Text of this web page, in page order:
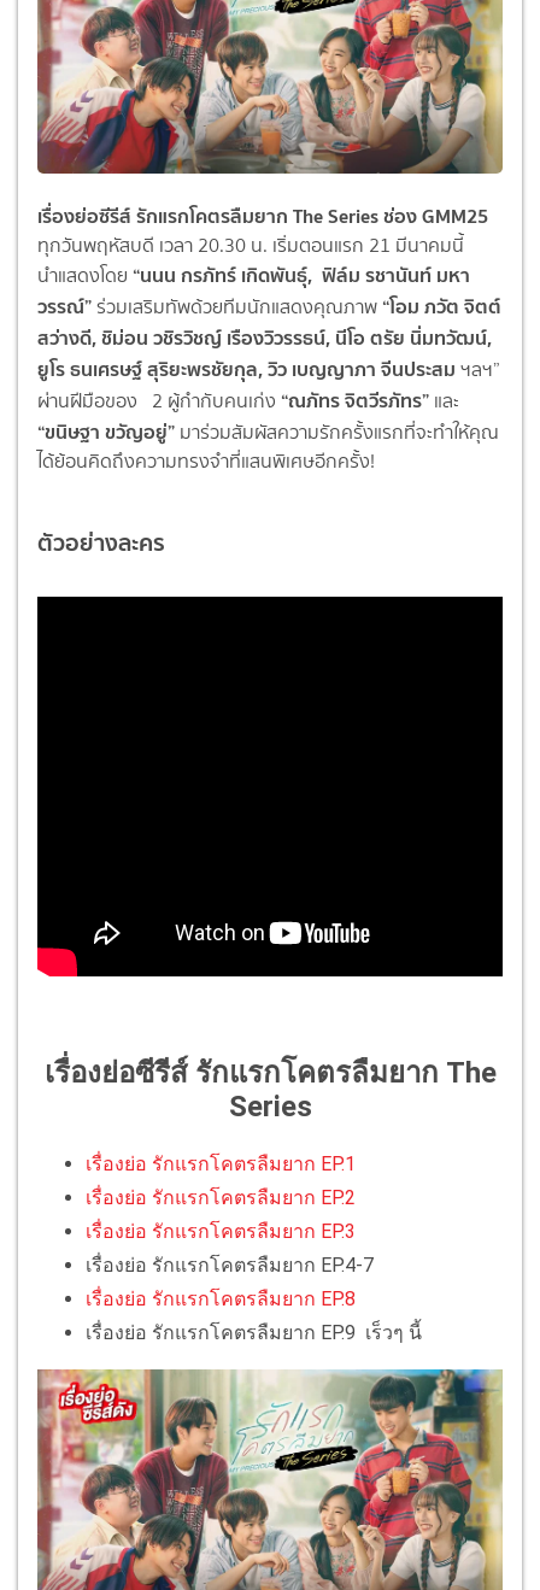
เรื่องย่อซีรีส์ รักแรกโคตรลืมยาก The Series ช่อง GMM25
ทุกวันพฤหัสบดี เวลา 20.30 น. เริ่มตอนแรก 21 มีนาคมนี้
นำแสดงโดย “นนน กรภัทร์ เกิดพันธุ์, ฟิล์ม รชานันท์ มหา
วรรณ์”ร่วมเสริมทัพด้วยทีมนักแสดงคุณภาพ “โอม ภวัต จิตต์
สว่างดี, ชิม่อน วชิรวิชญ์ เรืองวิวรรธน์, นีโอ ตรัย นิ่มทวัฒน์,
ยูโร ธนเศรษฐ์ สุริยะพรชัยกุล, วิว เบญญาภา จีนประสม ฯลฯ”
ผ่านฝีมือของ 2 ผู้กำกับคนเก่ง “ณภัทร จิตวีรภัทร” และ
“ขนิษฐา ขวัญอยู่” มาร่วมสัมผัสความรักครั้งแรกที่จะทำให้คุณ
ได้ย้อนคิดถึงความทรงจำที่แสนพิเศษอีกครั้ง!
ตัวอย่างละคร
เรื่องย่อซีรีส์ รักแรกโคตรลืมยาก The
Series
เรื่องย่อ รักแรกโคตรลืมยาก EP.1
เรื่องย่อ รักแรกโคตรลืมยาก EP.2
เรื่องย่อ รักแรกโคตรลืมยาก EP.3
เรื่องย่อ รักแรกโคตรลืมยาก EP.4-7
เรื่องย่อ รักแรกโคตรลืมยาก EP.8
เรื่องย่อ รักแรกโคตรลืมยาก EP.9 เร็วๆ นี้